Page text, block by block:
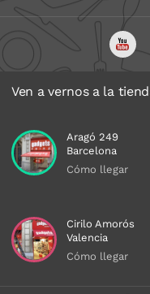
Ven a vernos a la
Aragó 249
Barcelona
Cómo llegar
Cirilo Amorós
Valencia
Cómo llegar